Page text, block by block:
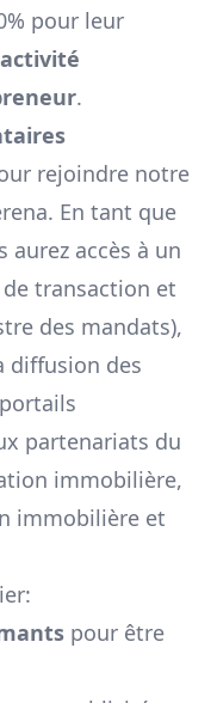
pour leur
activité
.
rejoindre notre
. En tant que
accès à un
transaction et
des mandats),
diffusion des
partenariats du
immobilière,
immobilière et
pour être